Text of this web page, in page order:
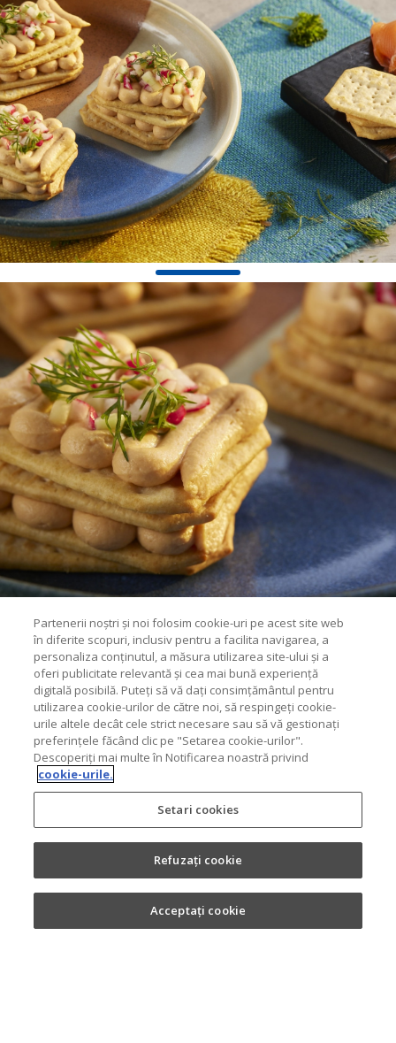
Partenerii noștri și noi folosim cookie-uri pe acest site web
în diferite scopuri, inclusiv pentru a facilita navigarea, a
personaliza conținutul, a măsura utilizarea site-ului și a
oferi publicitate relevantă și cea mai bună experiență
digitală posibilă. Puteți să vă dați consimțământul pentru
utilizarea cookie-urilor de către noi, să respingeți cookie-
urile altele decât cele strict necesare sau să vă gestionați
preferințele făcând clic pe "Setarea cookie-urilor".
Descoperiți mai multe în Notificarea noastră privind
cookie-urile.
Setari cookies
Refuzați cookie
Acceptați cookie